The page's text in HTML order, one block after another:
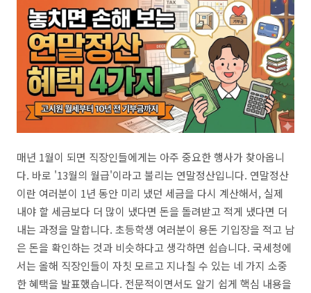
매년 1월이 되면 직장인들에게는 아주 중요한 행사가 찾아옵니
다. 바로 '13월의 월급'이라고 불리는 연말정산입니다. 연말정산
이란 여러분이 1년 동안 미리 냈던 세금을 다시 계산해서, 실제
내야 할 세금보다 더 많이 냈다면 돈을 돌려받고 적게 냈다면 더
내는 과정을 말합니다. 초등학생 여러분이 용돈 기입장을 적고 남
은 돈을 확인하는 것과 비슷하다고 생각하면 쉽습니다. 국세청에
서는 올해 직장인들이 자칫 모르고 지나칠 수 있는 네 가지 소중
한 혜택을 발표했습니다. 전문적이면서도 알기 쉽게 핵심 내용을